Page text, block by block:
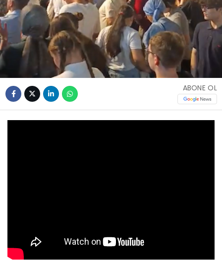
ABONE OL